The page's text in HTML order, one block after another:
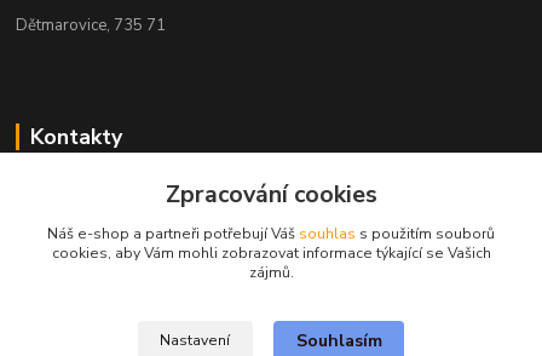
Dětmarovice, 735 71
Kontakty
+420 731 444 327
obchod@volak.net
Zpracování cookies
Náš e-shop a partneři potřebují Váš souhlas s použitím souborů
cookies, aby Vám mohli zobrazovat informace týkající se Vašich
zájmů.
Nastavení Souhlasím